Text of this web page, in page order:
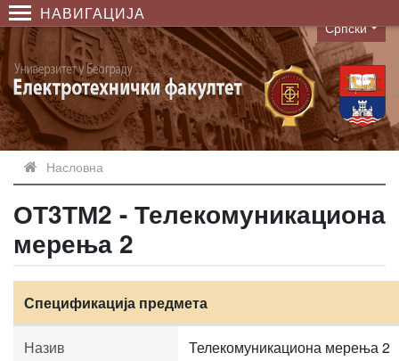
НАВИГАЦИЈА
Language
Српски
Насловна
ОТ3ТМ2 - Телекомуникациона
мерења 2
Спецификација предмета
Назив Телекомуникациона мерења 2